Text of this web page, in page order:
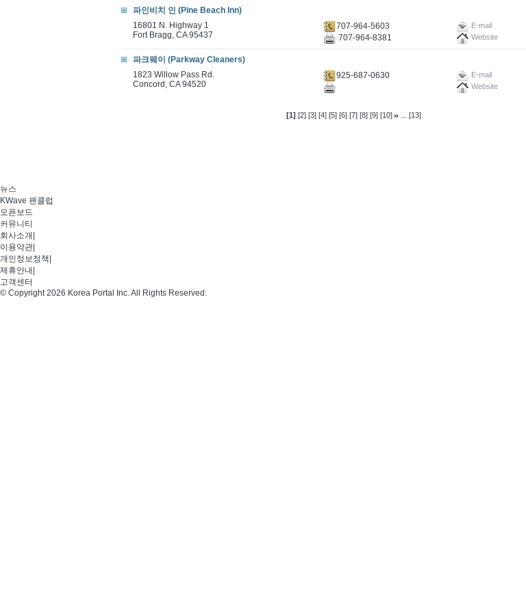
파인비치 인 (Pine Beach Inn)
16801 N. Highway 1
Fort Bragg, CA 95437
707-964-5603 E-mail
707-964-8381 Website
파크웨이 (Parkway Cleaners)
1823 Willow Pass Rd.
Concord, CA 94520
925-687-0630
E-mail
Website
[1] [2] [3] [4] [5] [6] [7] [8] [9] [10] ... [13]
뉴스
KWave 팬클럽
오픈보드
커뮤니티
회사소개
이용약관
개인정보정책
제휴안내
고객센터
© Copyright 2026 Korea Portal Inc. All Rights Reserved.